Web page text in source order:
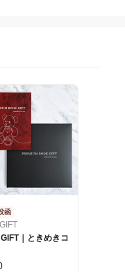
函
｜ときめきコ